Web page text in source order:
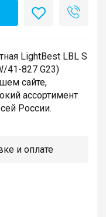
LightBest LBL S
41-827 G23)
сайте,
ассортимент
России.
и оплате